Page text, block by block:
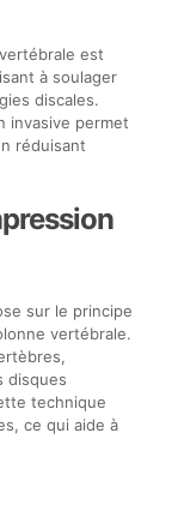
est
à soulager
discales.
invasive permet
réduisant
sur le principe
vertébrale.
disques
technique
ce qui aide à